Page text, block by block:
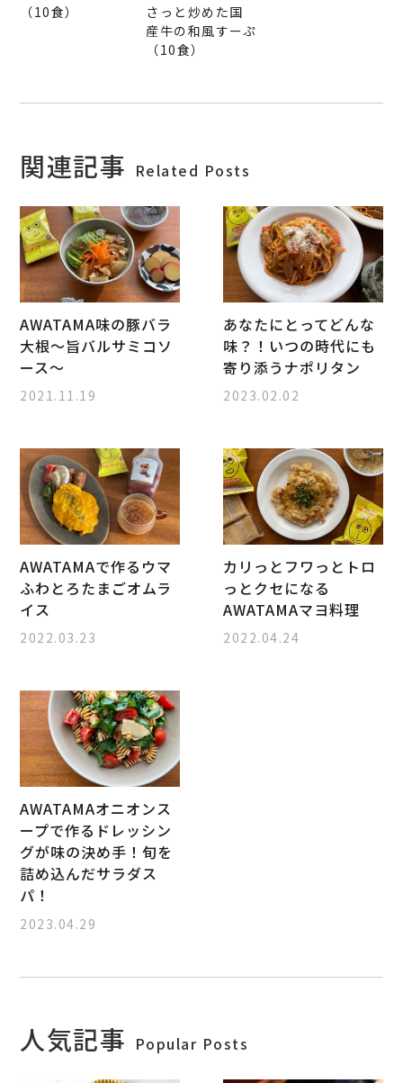
（10食）
さっと炒めた国
産牛の和風すーぷ
（10食）
関連記事 Related Posts
AWATAMA味の豚バラ
大根～旨バルサミコソ
ース～
2021.11.19
あなたにとってどんな
味？！いつの時代にも
寄り添うナポリタン
2023.02.02
AWATAMAで作るウマ
ふわとろたまごオムラ
イス
2022.03.23
カリっとフワっとトロ
っとクセになる
AWATAMAマヨ料理
2022.04.24
AWATAMAオニオンス
ープで作るドレッシン
グが味の決め手！旬を
詰め込んだサラダス
パ！
2023.04.29
人気記事 Popular Posts